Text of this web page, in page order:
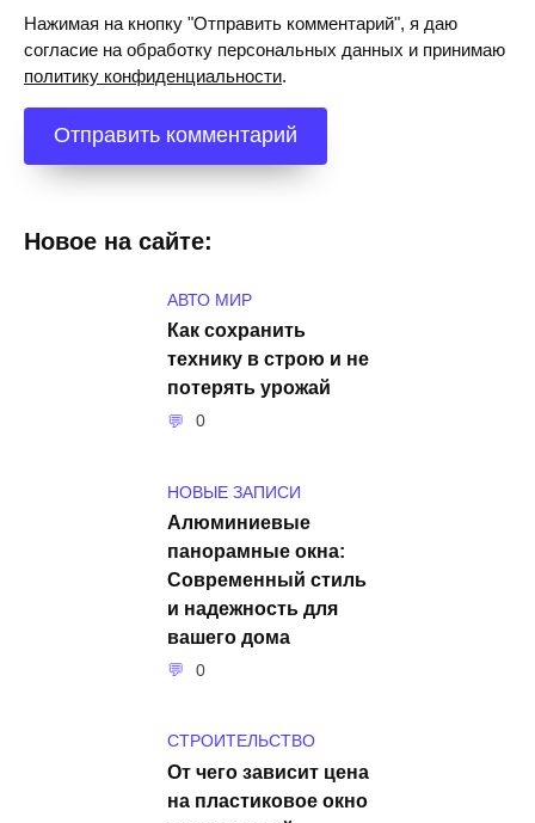
Нажимая на кнопку "Отправить комментарий", я даю
согласие на обработку персональных данных и принимаю
политику конфиденциальности.
Новое на сайте:
АВТО МИР
Как сохранить
технику в строю и не
потерять урожай
0
НОВЫЕ ЗАПИСИ
Алюминиевые
панорамные окна:
Современный стиль
и надежность для
вашего дома
0
СТРОИТЕЛЬСТВО
От чего зависит цена
на пластиковое окно